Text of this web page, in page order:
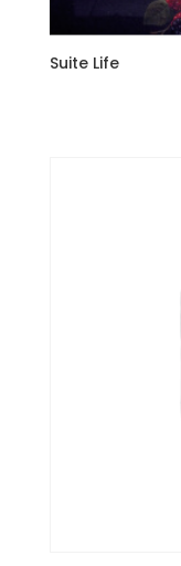
Suite Life